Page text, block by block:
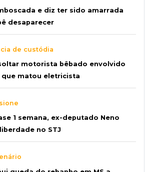
e diz ter sido amarrada
desaparecer
de custódia
motorista bêbado envolvido
que matou eletricista
1 semana, ex-deputado Neno
no STJ